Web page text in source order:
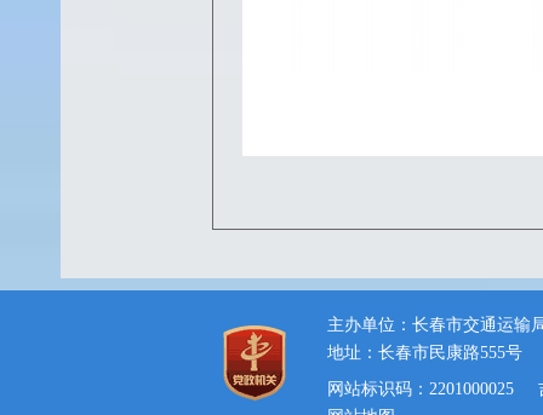
主办单位：长春市交通运输
地址：长春市民康路555号
网站标识码：2201000025